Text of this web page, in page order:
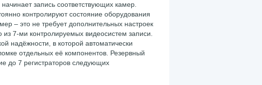
запись соответствующих камер.
контролируют состояние оборудования
– это не требует дополнительных настроек
7-ми контролируемых видеосистем записи.
надёжности, в которой автоматически
отдельных её компонентов. Резервный
до 7 регистраторов следующих